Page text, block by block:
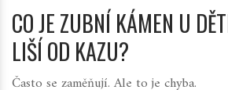
CO JE ZUBNÍ KÁMEN U
LIŠÍ OD KAZU?
Často se zaměňují. Ale to je chyba.